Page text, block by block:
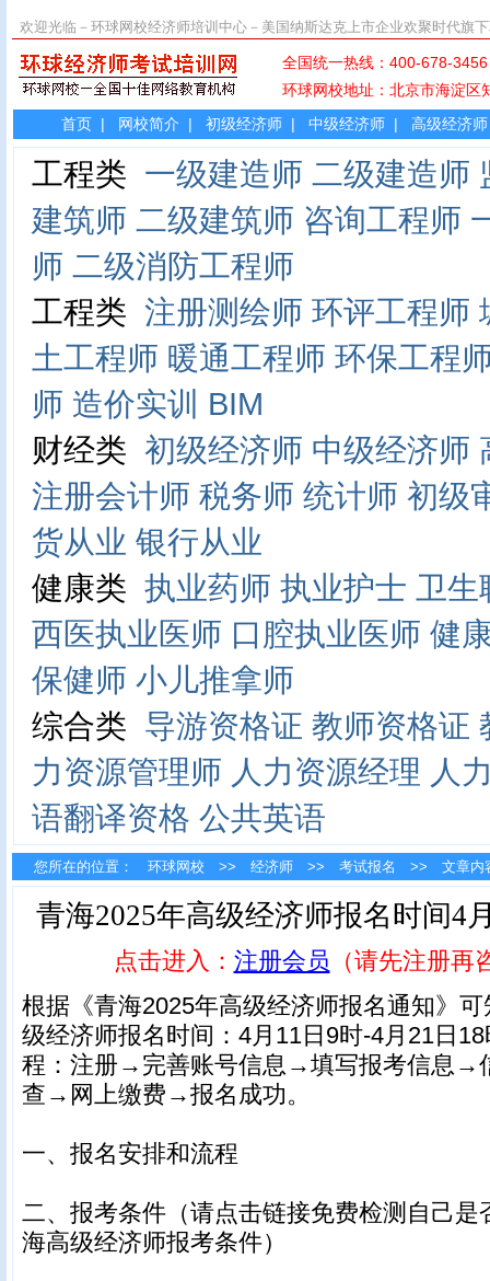
欢迎光临－环球网校经济师培训中心－美国纳斯达克上市企业欢聚时代旗
全国统一热线：400-
环球网校地址：北京市海
首页 | 网校简介 | 初级经济师 | 中级经济师 | 高级经济师
工程类 一级建造师 二级建造师
建筑师 二级建筑师 咨询工程师
师 二级消防工程师
工程类 注册测绘师 环评工程师
土工程师 暖通工程师 环保工程
师 造价实训 BIM
财经类 初级经济师 中级经济师
注册会计师 税务师 统计师 初级
货从业 银行从业
健康类 执业药师 执业护士 卫生
西医执业医师 口腔执业医师 健
保健师 小儿推拿师
综合类 导游资格证 教师资格证
力资源管理师 人力资源经理 人
语翻译资格 公共英语
您所在的位置： 环球网校 >> 经济师 >> 考试报名 >> 文章内
青海2025年高级经济师报名时间4
点击进入： 注册会员 （请先注册再
根据《青海2025年高级经济师报名通知》
级经济师报名时间：4月11日9时-4月21日
程：注册→完善账号信息→填写报考信息→
查→网上缴费→报名成功。
一、报名安排和流程
二、报考条件（请点击链接免费检测自己是
海高级经济师报考条件）